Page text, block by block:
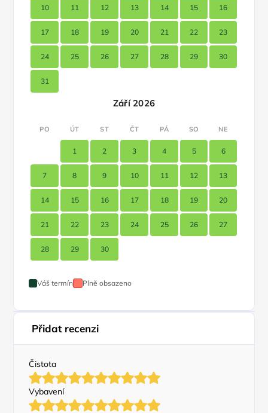
10 11 12 13 14 15 16
17 18 19 20 21 22 23
24 25 26 27 28 29 30
31
Září 2026
PO ÚT ST ČT PÁ SO NE
1 2 3 4 5 6
7 8 9 10 11 12 13
14 15 16 17 18 19 20
21 22 23 24 25 26 27
28 29 30
Váš termín Plně obsazeno
Přidat recenzi
Čistota
Vybavení